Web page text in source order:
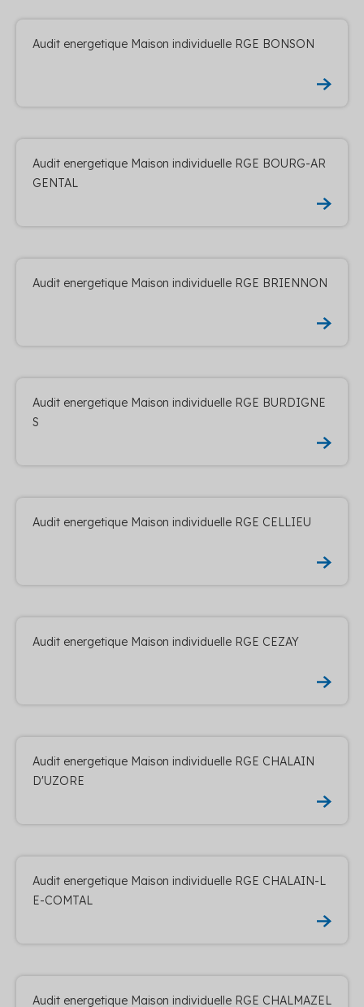
Audit energetique Maison individuelle RGE BONSON
Audit energetique Maison individuelle RGE BOURG-AR
GENTAL
Audit energetique Maison individuelle RGE BRIENNON
Audit energetique Maison individuelle RGE BURDIGNE
S
Audit energetique Maison individuelle RGE CELLIEU
Audit energetique Maison individuelle RGE CEZAY
Audit energetique Maison individuelle RGE CHALAIN
D'UZORE
Audit energetique Maison individuelle RGE CHALAIN-L
E-COMTAL
Audit energetique Maison individuelle RGE CHALMAZEL